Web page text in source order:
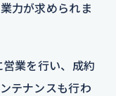
力が求められま
業を行い、成約
テナンスも行わ